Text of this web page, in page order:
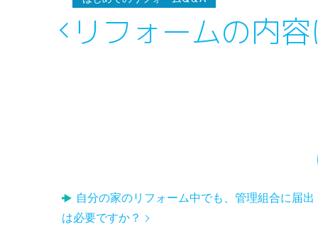
リフォームの内
自分の家のリフォーム中でも、管理組合に届出
は必要ですか？